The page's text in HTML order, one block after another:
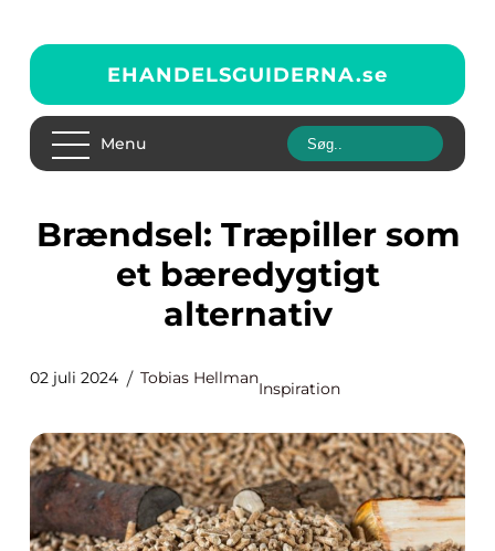
EHANDELSGUIDERNA.se
Menu
Brændsel: Træpiller som
et bæredygtigt
alternativ
02 juli 2024 Tobias Hellman
Inspiration